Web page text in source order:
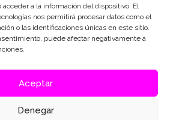
a la información del dispositivo. El
nos permitirá procesar datos como el
o las identificaciones únicas en este sitio.
puede afectar negativamente a
Aceptar
Denegar
+34 616 715 784